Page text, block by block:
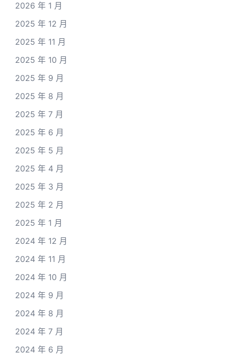
2026 年 1 月
2025 年 12 月
2025 年 11 月
2025 年 10 月
2025 年 9 月
2025 年 8 月
2025 年 7 月
2025 年 6 月
2025 年 5 月
2025 年 4 月
2025 年 3 月
2025 年 2 月
2025 年 1 月
2024 年 12 月
2024 年 11 月
2024 年 10 月
2024 年 9 月
2024 年 8 月
2024 年 7 月
2024 年 6 月